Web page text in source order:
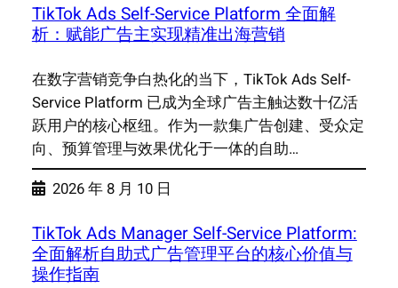
TikTok Ads Self-Service Platform 全面解
析：赋能广告主实现精准出海营销
在数字营销竞争白热化的当下，TikTok Ads Self-
Service Platform 已成为全球广告主触达数十亿活
跃用户的核心枢纽。作为一款集广告创建、受众定
向、预算管理与效果优化于一体的自助…
2026 年 8 月 10 日
TikTok Ads Manager Self-Service Platform:
全面解析自助式广告管理平台的核心价值与
操作指南